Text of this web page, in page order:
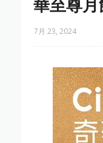
華至尊
7月 23, 2024